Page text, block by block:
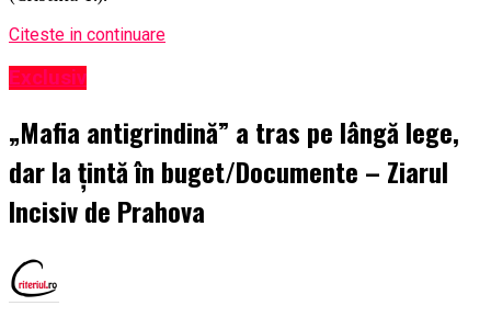
Citeste in continuare
Exclusiv
„Mafia antigrindină” a tras pe lângă lege,
dar la țintă în buget/Documente – Ziarul
Incisiv de Prahova